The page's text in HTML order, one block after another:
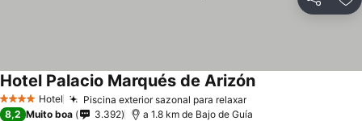
Partilhar
4 EstrelasHotel Piscina exterior sazonal para relaxar
Hotel Palacio Marqués de Arizón
8,2 Muito boa 3.392 a 1.8 km de Bajo de Guía